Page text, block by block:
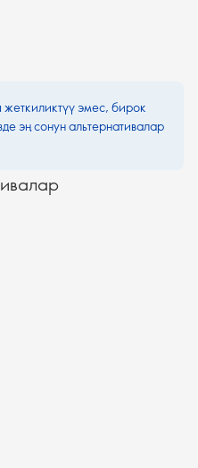
эмес, бирок
эң сонун альтернативалар